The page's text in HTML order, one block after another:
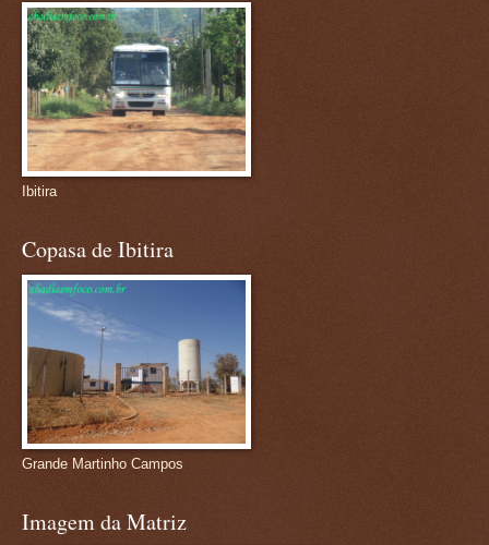
Ibitira
Copasa de Ibitira
Grande Martinho Campos
Imagem da Matriz